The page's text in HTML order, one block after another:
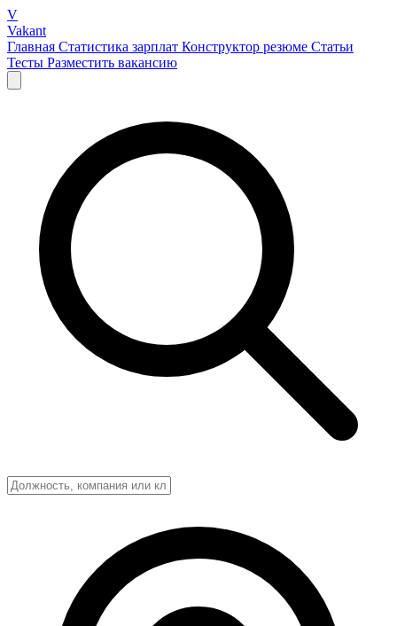
V
Vakant
Главная Статистика зарплат Конструктор резюме Статьи
Тесты Разместить вакансию